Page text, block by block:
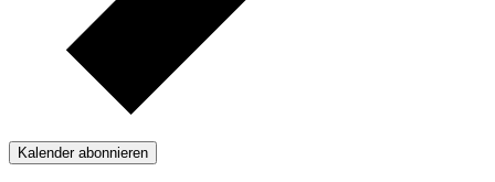
Kalender abonnieren